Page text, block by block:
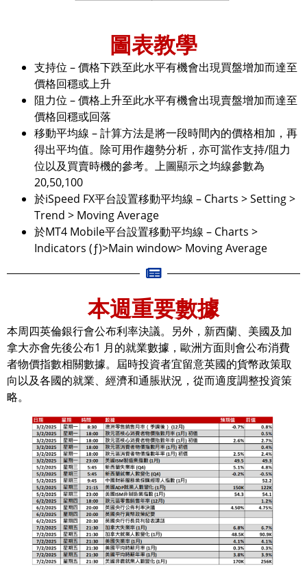
圖表教學
支持位 – 價格下跌至此水平有機會出現買盤增加而達至
價格回穩或上升
阻力位 – 價格上升至此水平有機會出現賣盤增加而達至
價格回穩或回落
移動平均線 – 計算方法是將一段時間內的價格相加，再
得出平均值。除可用作趨勢分析，亦可當作支持/阻力
位以及買賣時機的參考。上圖顯示之均線參數為
20,50,100
於iSpeed FX平台設置移動平均線 – Charts > Setting >
Trend > Moving Average
於MT4 Mobile平台設置移動平均線 – Charts >
Indicators (ƒ)>Main window> Moving Average
本週重要數據
本周四英倫銀行會公布利率決議。另外，新西蘭、美國及加
拿大亦會先後公布1 月的就業數據，歐洲方面則會公布消費
者物價指數相關數據。屆時投資者宜留意英國的貨幣政策取
向以及各國的就業、經濟和通脹狀況，從而適度調整投資策
略。